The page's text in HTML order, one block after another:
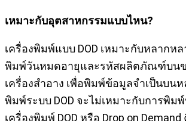
เหมาะกับอุตสาหกรรมแบบไหน?
เครื่องพิมพ์แบบ DOD เหมาะกับหลาก
พิมพ์วันหมดอายุและรหัสผลิตภัณฑ์บนข
เครื่องสำอาง เพื่อพิมพ์ข้อมูลจำเป็นบ
พิมพ์ระบบ DOD จะไม่เหมาะกับการพิ
เครื่องพิมพ์ DOD หรือ Drop on